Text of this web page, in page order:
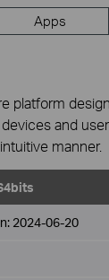
Apps
platform
and
manner.
2024-06-20